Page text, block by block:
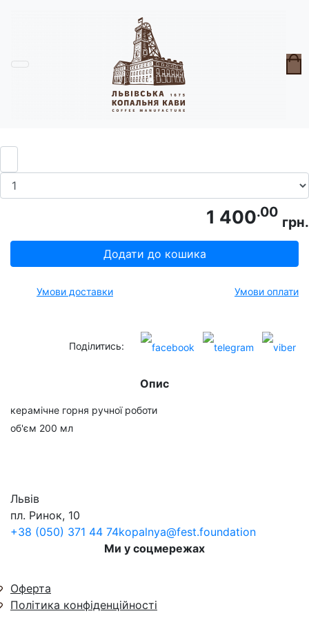
Горнятко Гуска в Капелюсі
1 400.00
грн.
Додати до кошика
Умови доставки Умови оплати
Поділитись:
Опис
керамічне горня ручної роботи
об'єм 200 мл
Львів
пл. Ринок, 10
+38 (050) 371 44 74kopalnya@fest.foundation
Ми у соцмережах
Оферта
Політика конфіденційності